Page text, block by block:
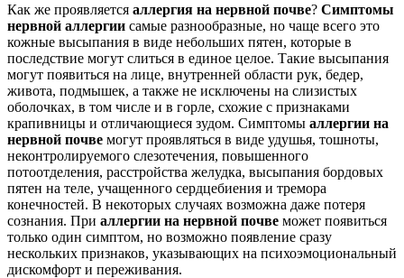
Как же проявляется аллергия на нервной почве? Симптомы
нервной аллергии самые разнообразные, но чаще всего это
кожные высыпания в виде небольших пятен, которые в
последствие могут слиться в единое целое. Такие высыпания
могут появиться на лице, внутренней области рук, бедер,
живота, подмышек, а также не исключены на слизистых
оболочках, в том числе и в горле, схожие с признаками
крапивницы и отличающиеся зудом. Симптомы аллергии на
нервной почве могут проявляться в виде удушья, тошноты,
неконтролируемого слезотечения, повышенного
потоотделения, расстройства желудка, высыпания бордовых
пятен на теле, учащенного сердцебиения и тремора
конечностей. В некоторых случаях возможна даже потеря
сознания. При аллергии на нервной почве может появиться
только один симптом, но возможно появление сразу
нескольких признаков, указывающих на психоэмоциональный
дискомфорт и переживания.